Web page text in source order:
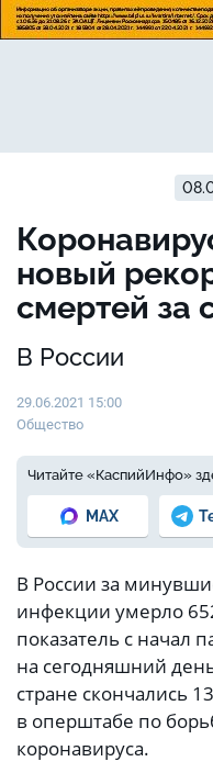
новый
смертей за
В России
29.06.2021 15:00
Общество
Читайте «КаспийИнфо»
MAX
В России за
инфекции умерло
показатель с начал
на сегодняшний
стране скончались
в оперштабе по
коронавируса.